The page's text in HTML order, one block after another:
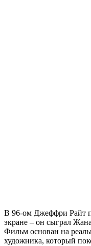
В 96-ом Джеффри Райт
экране – он сыграл
Фильм основан на
художника, который